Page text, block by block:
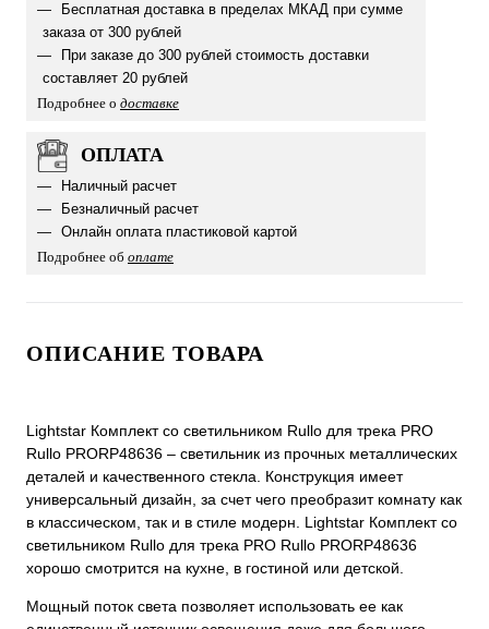
Бесплатная доставка в пределах МКАД при сумме
заказа от 300 рублей
При заказе до 300 рублей стоимость доставки
составляет 20 рублей
Подробнее о доставке
ОПЛАТА
Наличный расчет
Безналичный расчет
Онлайн оплата пластиковой картой
Подробнее об оплате
ОПИСАНИЕ ТОВАРА
Lightstar Комплект со светильником Rullo для трека PRO
Rullo PRORP48636 – светильник из прочных металлических
деталей и качественного стекла. Конструкция имеет
универсальный дизайн, за счет чего преобразит комнату как
в классическом, так и в стиле модерн. Lightstar Комплект со
светильником Rullo для трека PRO Rullo PRORP48636
хорошо смотрится на кухне, в гостиной или детской.
Мощный поток света позволяет использовать ее как